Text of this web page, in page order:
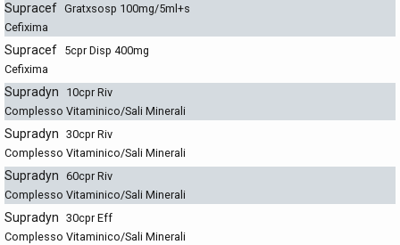
Supracef Gratxsosp 100mg/5ml+s
Cefixima
Supracef 5cpr Disp 400mg
Cefixima
Supradyn
10cpr Riv
Complesso Vitaminico/Sali Minerali
Supradyn 30cpr Riv
Complesso Vitaminico/Sali Minerali
Supradyn 60cpr Riv
Complesso Vitaminico/Sali Minerali
Supradyn 30cpr Eff
Complesso Vitaminico/Sali Minerali